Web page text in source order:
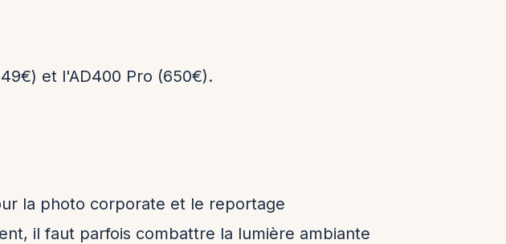
et l'AD400 Pro (650€).
la photo corporate et le reportage
il faut parfois combattre la lumière ambiante